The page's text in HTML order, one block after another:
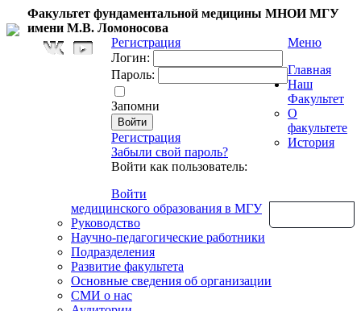
Факультет фундаментальной медицины МНОИ МГУ
имени М.В. Ломоносова
Регистрация
Логин:
Пароль:
Запомни
Регистрация
Забыли свой пароль?
Войти как пользователь:
Войти
Меню
Главная
Наш
Факультет
О
факультете
История
медицинского образования в МГУ
Руководство
Научно-педагогические работники
Подразделения
Развитие факультета
Основные сведения об организации
СМИ о нас